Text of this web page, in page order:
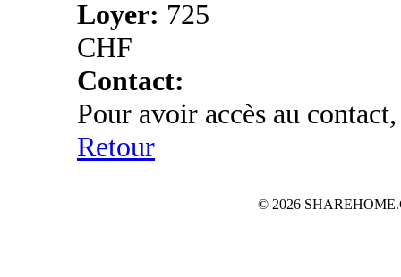
Loyer: 725
CHF
Contact:
Pour avoir accès au
Retour
© 2026